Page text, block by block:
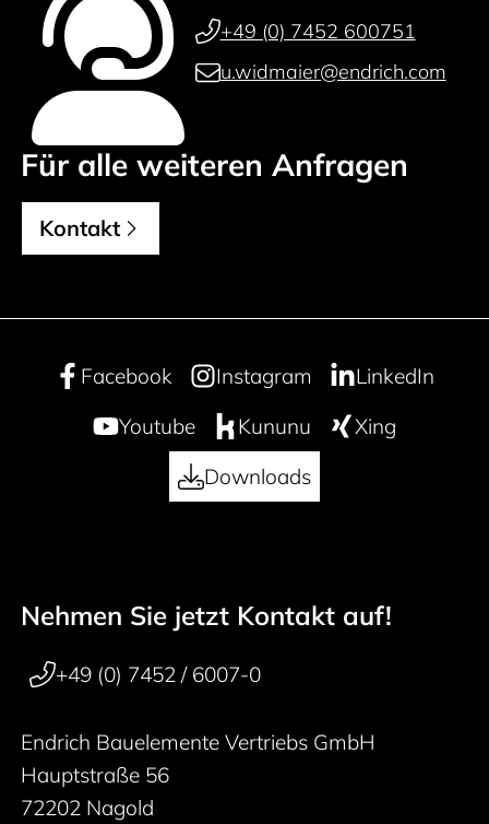
+49 (0) 7452 600751
u.widmaier@endrich.com
Für alle weiteren Anfragen
Kontakt
Facebook Instagram
LinkedIn
Youtube
Kununu
Xing
Downloads
50 years
Footer navigation
Nehmen Sie jetzt Kontakt auf!
+49 (0) 7452 / 6007-0
Endrich Bauelemente Vertriebs GmbH
Hauptstraße 56
72202 Nagold